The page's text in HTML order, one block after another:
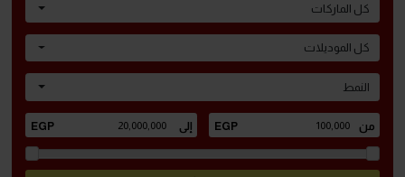
كل الماركات
كل الموديلات
النمط